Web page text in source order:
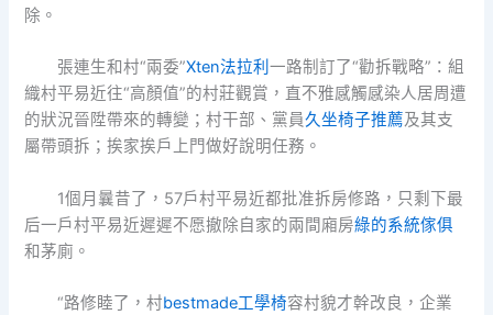
除。
張連生和村“兩委”Xten法拉利 一路制訂了“勸拆戰略”：組
織村平易近往“高顏值”的村莊觀賞，直不雅感觸感染人居周遭
的狀況晉陞帶來的轉變；村干部、黨員久坐椅子推薦及其支
屬帶頭拆；挨家挨戶上門做好說明任務。
1個月曩昔了，57戶村平易近都批准拆房修路，只剩下最
后一戶村平易近遲遲不愿撤除自家的兩間廂房綠的系統傢俱
和茅廁。
“路修睦了，村bestmade工學椅容村貌才幹改良，企業